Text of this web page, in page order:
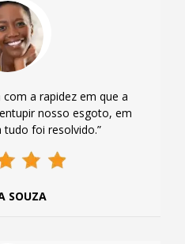
a rapidez em que a
nosso esgoto, em
foi resolvido.”
SOUZA